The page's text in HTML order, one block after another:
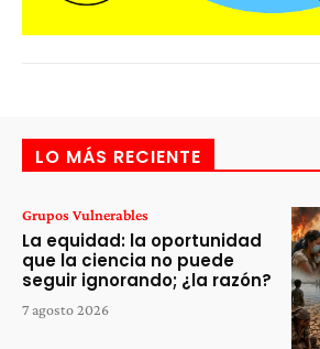
LO MÁS RECIENTE
Grupos Vulnerables
La equidad: la oportunidad
que la ciencia no puede
seguir ignorando; ¿la razón?
7 agosto 2026